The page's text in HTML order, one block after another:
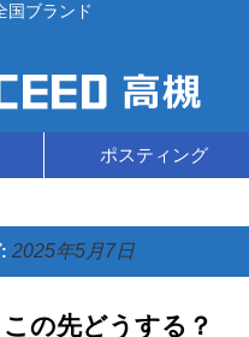
頼の全国ブランド
ポスティング
2025年5月7日
の先どうする？